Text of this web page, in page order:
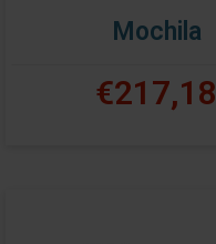
Mochila
€217,18